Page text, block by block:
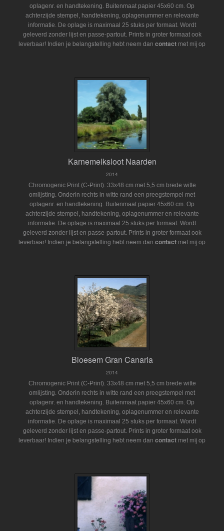
oplagenr. en handtekening. Buitenmaat papier 45x60 cm. Op
achterzijde stempel, handtekening, oplagenummer en relevante
informatie. De oplage is maximaal 25 stuks per formaat. Wordt
geleverd zonder lijst en passe-partout. Prints in groter formaat ook
leverbaar! Indien je belangstelling hebt neem dan contact met mij op
Karnemelksloot Naarden
2014
Chromogenic Print (C-Print). 33x48 cm met 5,5 cm brede witte
omlijsting. Onderin rechts in witte rand een preegstempel met
oplagenr. en handtekening. Buitenmaat papier 45x60 cm. Op
achterzijde stempel, handtekening, oplagenummer en relevante
informatie. De oplage is maximaal 25 stuks per formaat. Wordt
geleverd zonder lijst en passe-partout. Prints in groter formaat ook
leverbaar! Indien je belangstelling hebt neem dan contact met mij op
Bloesem Gran Canaria
2014
Chromogenic Print (C-Print). 33x48 cm met 5,5 cm brede witte
omlijsting. Onderin rechts in witte rand een preegstempel met
oplagenr. en handtekening. Buitenmaat papier 45x60 cm. Op
achterzijde stempel, handtekening, oplagenummer en relevante
informatie. De oplage is maximaal 25 stuks per formaat. Wordt
geleverd zonder lijst en passe-partout. Prints in groter formaat ook
leverbaar! Indien je belangstelling hebt neem dan contact met mij op